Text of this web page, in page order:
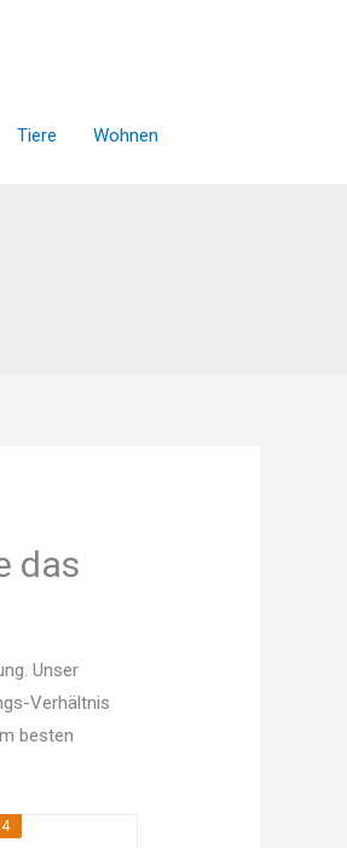
Tiere Wohnen
das
Unser
Verhältnis
besten